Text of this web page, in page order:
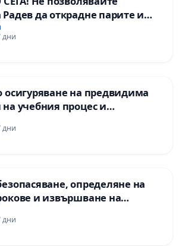
да открадне парите и
дни
осигуряване на предвидима
учебния процес и
на правото на равнопоставено
образование на учениците от
I“ и Хуманитарна
дни
определяне на
и извършване на
на
път между пътен възел АМ
Ихтиман - с. Мирово - к.к.
дни